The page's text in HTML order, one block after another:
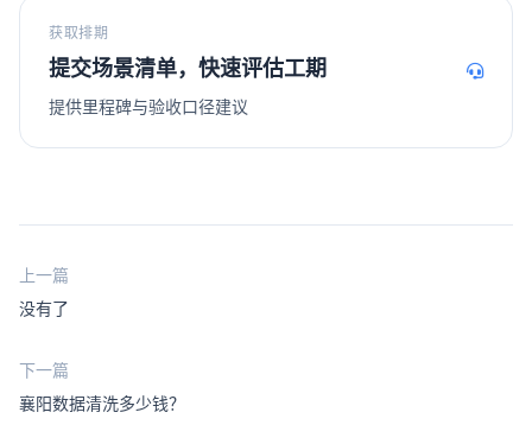
获取排期
提交场景清单，快速评估工期
提供里程碑与验收口径建议
上一篇
没有了
下一篇
襄阳数据清洗多少钱？